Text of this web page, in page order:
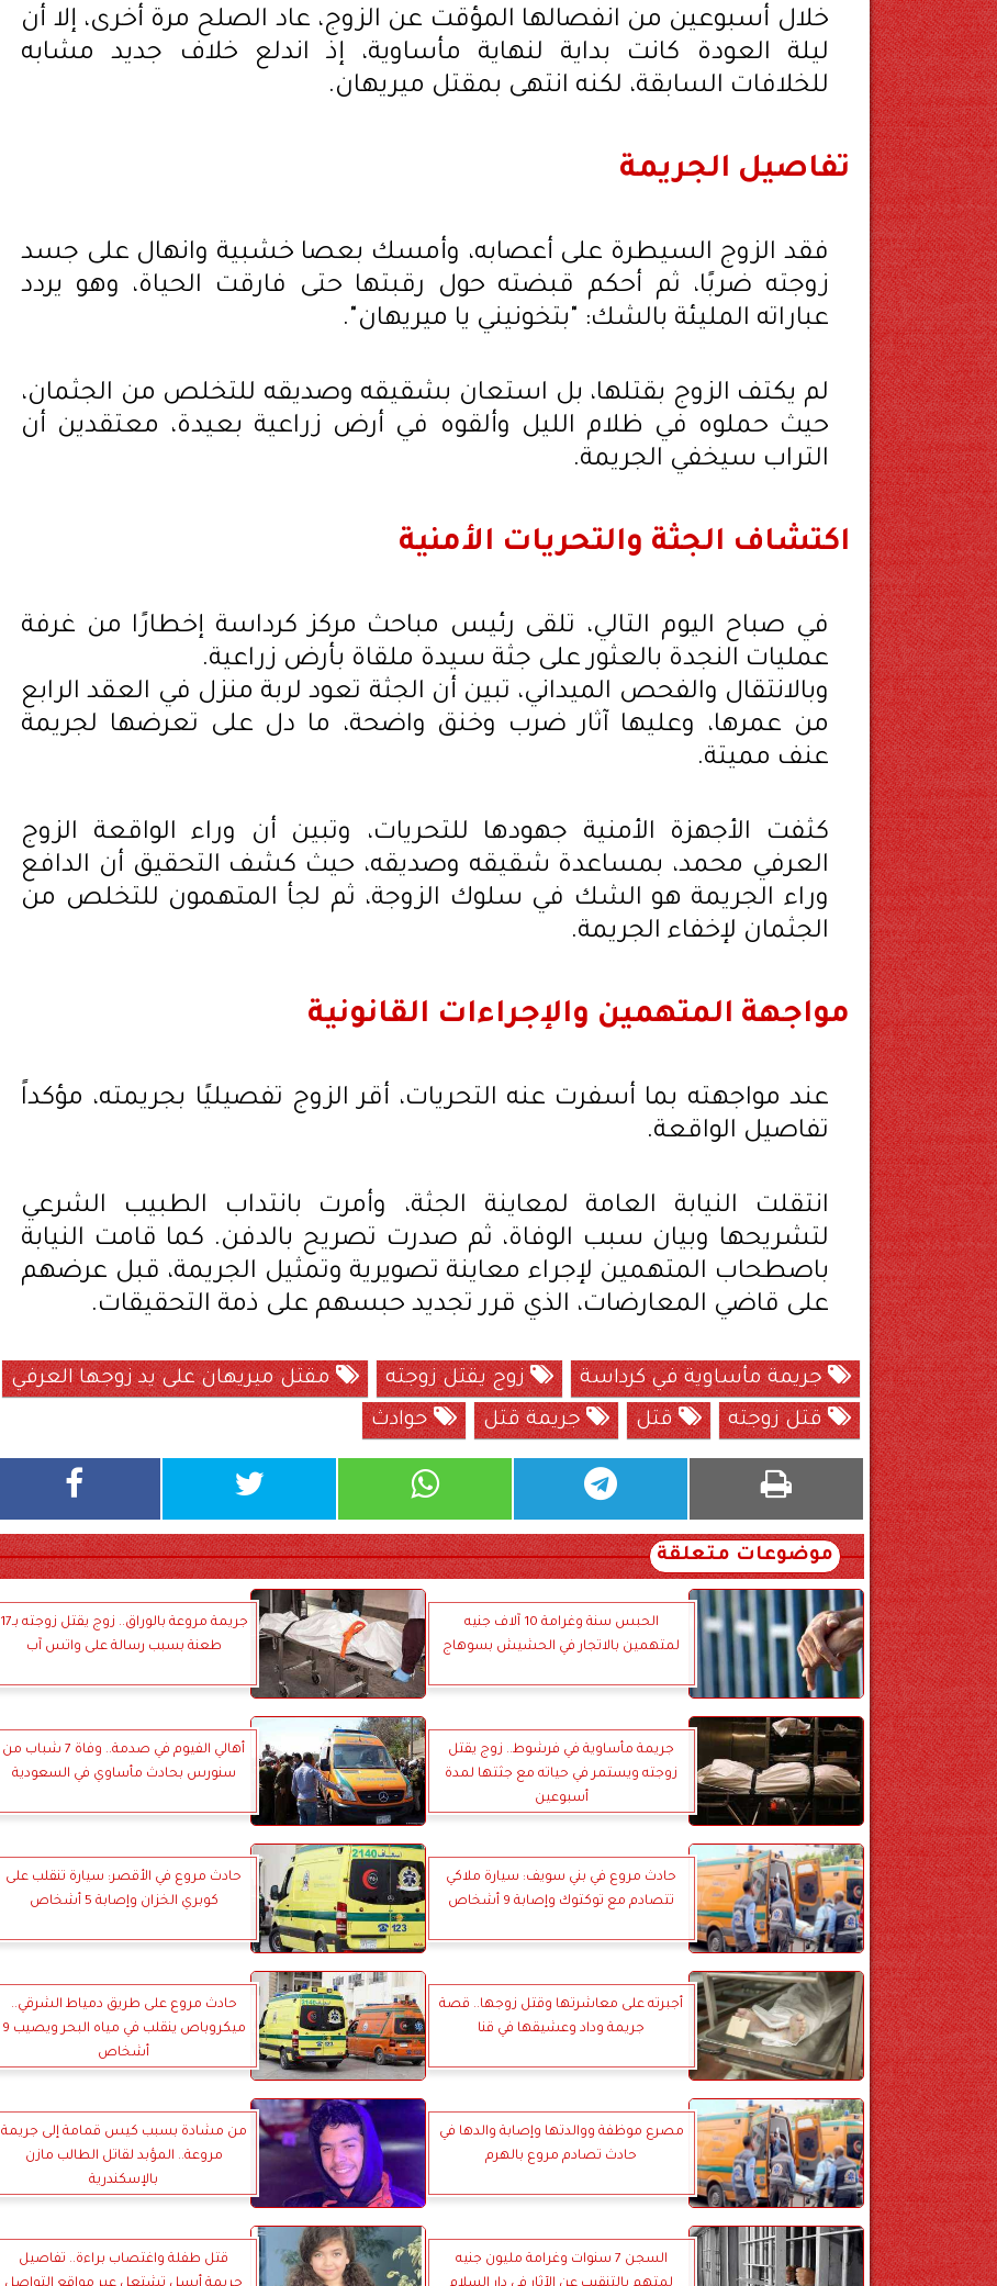
خلال أسبوعين من انفصالها المؤقت عن الزوج، عاد الصلح مرة أخرى، إلا أن
ليلة العودة كانت بداية لنهاية مأساوية، إذ اندلع خلاف جديد مشابه
للخلافات السابقة، لكنه انتهى بمقتل ميريهان.
تفاصيل الجريمة
فقد الزوج السيطرة على أعصابه، وأمسك بعصا خشبية وانهال على جسد
زوجته ضربًا، ثم أحكم قبضته حول رقبتها حتى فارقت الحياة، وهو يردد
عباراته المليئة بالشك: "بتخونيني يا ميريهان".
لم يكتف الزوج بقتلها، بل استعان بشقيقه وصديقه للتخلص من الجثمان،
حيث حملوه في ظلام الليل وألقوه في أرض زراعية بعيدة، معتقدين أن
التراب سيخفي الجريمة.
اكتشاف الجثة والتحريات الأمنية
في صباح اليوم التالي، تلقى رئيس مباحث مركز كرداسة إخطارًا من غرفة
عمليات النجدة بالعثور على جثة سيدة ملقاة بأرض زراعية.
وبالانتقال والفحص الميداني، تبين أن الجثة تعود لربة منزل في العقد الرابع
من عمرها، وعليها آثار ضرب وخنق واضحة، ما دل على تعرضها لجريمة
عنف مميتة.
كثفت الأجهزة الأمنية جهودها للتحريات، وتبين أن وراء الواقعة الزوج
العرفي محمد، بمساعدة شقيقه وصديقه، حيث كشف التحقيق أن الدافع
وراء الجريمة هو الشك في سلوك الزوجة، ثم لجأ المتهمون للتخلص من
الجثمان لإخفاء الجريمة.
مواجهة المتهمين والإجراءات القانونية
عند مواجهته بما أسفرت عنه التحريات، أقر الزوج تفصيليًا بجريمته، مؤكداً
تفاصيل الواقعة.
انتقلت النيابة العامة لمعاينة الجثة، وأمرت بانتداب الطبيب الشرعي
لتشريحها وبيان سبب الوفاة، ثم صدرت تصريح بالدفن. كما قامت النيابة
باصطحاب المتهمين لإجراء معاينة تصويرية وتمثيل الجريمة، قبل عرضهم
على قاضي المعارضات، الذي قرر تجديد حبسهم على ذمة التحقيقات.
جريمة مأساوية في كرداسة زوج يقتل زوجته
مقتل ميريهان على يد زوجها العرفي
قتل زوجته
قتل جريمة قتل حوادث
موضوعات متعلقة
الحبس سنة وغرامة 10 آلاف جنيه
لمتهمين بالاتجار في الحشيش بسوهاج
جريمة مروعة بالوراق.. زوج يقتل زوجته بـ17
طعنة بسبب رسالة على واتس آب
جريمة مأساوية في فرشوط.. زوج يقتل
زوجته ويستمر في حياته مع جثتها لمدة
أسبوعين
أهالي الفيوم في صدمة.. وفاة 7 شباب من
سنورس بحادث مأساوي في السعودية
حادث مروع في بني سويف: سيارة ملاكي
تتصادم مع توكتوك وإصابة 9 أشخاص
حادث مروع في الأقصر: سيارة تنقلب على
كوبري الخزان وإصابة 5 أشخاص
أجبرته على معاشرتها وقتل زوجها.. قصة
جريمة وداد وعشيقها في قنا
حادث مروع على طريق دمياط الشرقي..
ميكروباص ينقلب في مياه البحر ويصيب 9
أشخاص
مصرع موظفة ووالدتها وإصابة والدها في
حادث تصادم مروع بالهرم
من مشادة بسبب كيس قمامة إلى جريمة
مروعة.. المؤبد لقاتل الطالب مازن
بالإسكندرية
السجن 7 سنوات وغرامة مليون جنيه
قتل طفلة واغتصاب براءة.. تفاصيل